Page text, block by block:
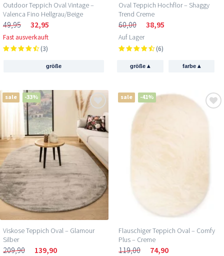
Outdoor Teppich Oval Vintage –
Valenca Fino Hellgrau/Beige
49,95 32,95
Fast ausverkauft
(3)
größe
Oval Teppich Hochflor – Shaggy
Trend Creme
60,00 38,95
Auf Lager
(6)
größe▴ farbe ▴
sale -33%
Viskose Teppich Oval – Glamour
Silber
209,90 139,90
sale -41%
Flauschiger Teppich Oval – Comfy
Plus – Creme
119,00 74,90